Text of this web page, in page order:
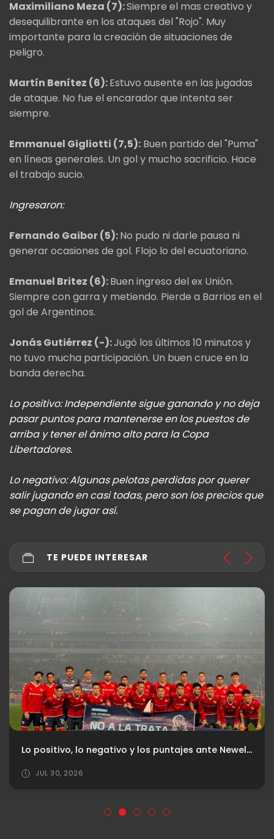
Maximiliano Meza (7):Siempre el mas creativo y
desequilibrante en los ataques del "Rojo". Muy
importante para la creación de situaciones de
peligro.
Martín Benítez (6):Estuvo ausente en las jugadas
de ataque. No fue el encarador que intenta ser
siempre.
Emmanuel Gigliotti (7,5): Buen partido del "Puma"
en líneas generales. Un gol y mucho sacrificio. Hace
el trabajo sucio.
Ingresaron:
Fernando Gaibor (5):No pudo ni darle pausa ni
generar ocasiones de gol. Flojo lo del ecuatoriano.
Emanuel Britez (6):Buen ingreso del ex Unión.
Siempre con garra y metiendo. Pierde a Barrios en el
gol de Argentinos.
Jonás Gutiérrez (-):Jugó los últimos 10 minutos y
no tuvo mucha participación. Un buen cruce en la
banda derecha.
Lo positivo: Independiente sigue ganando y no deja
pasar puntos para mantenerse en los puestos de
arriba y tener el ánimo alto para la Copa
Libertadores.
Lo negativo: Algunas pelotas perdidas por querer
salir jugando en casi todas, pero son los precios que
se pagan de jugar así.
TE PUEDE INTERESAR
Lo positivo, lo negativo y los puntajes ante Newell‘s
JUL 30, 2026